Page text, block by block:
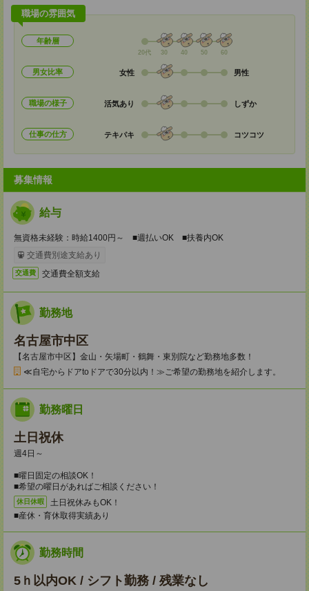
職場の雰囲気
年齢層
20代 30 40 50 60
男女比率 女性 男性
職場の様子 活気あり しずか
仕事の仕方 テキパキ コツコツ
募集情報
給与
無資格未経験：時給1400円～ ■週払いOK ■扶養内OK
交通費別途支給あり
交通費 交通費全額支給
勤務地
名古屋市中区
【名古屋市中区】金山・矢場町・鶴舞・東別院など勤務地多数！
≪自宅からドアtoドアで30分以内！≫ご希望の勤務地を紹介します。
勤務曜日
土日祝休
週4日～
■曜日固定の相談OK！
■希望の曜日があればご相談ください！
休日休暇
土日祝休みもOK！
■産休・育休取得実績あり
勤務時間
5ｈ以内OK / シフト勤務 / 残業なし